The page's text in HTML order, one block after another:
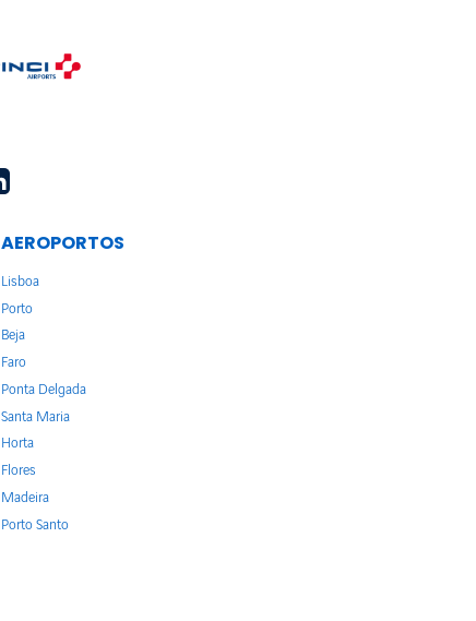
AEROPORTOS
Lisboa
Porto
Beja
Faro
Ponta Delgada
Santa Maria
Horta
Flores
Madeira
Porto Santo